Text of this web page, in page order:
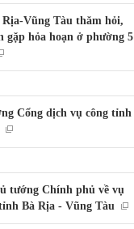
Vũng Tàu thăm hỏi,
gặp hỏa hoạn ở phường 5
Cổng dịch vụ công tỉnh
tướng Chính phủ về vụ
Bà Rịa - Vũng Tàu